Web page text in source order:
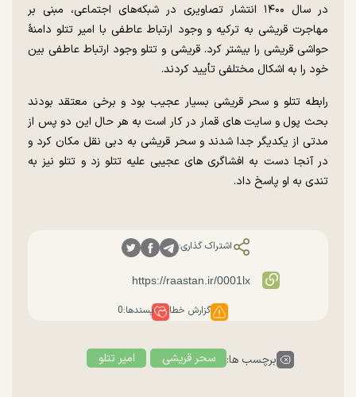
در سال ۱۴۰۰ انتشار تصاویری در شبکه‌های اجتماعی، مبنی بر
مهاجرت قریشی به ترکیه و وجود ارتباط عاطفی با امیر تتلو دامنهٔ
حواشی قریشی را بیشتر کرد. قریشی و تتلو وجود ارتباط عاطفی بین
خود را به اشکال مختلفی تأیید کردند.
رابطه تتلو و سحر قریشی بسیار عجیب بود و برخی معتقد بودند
بحث پول و سایت های قمار در کار است به هر حال این دو پس از
مدتی از یکدیگر جدا شدند و سحر قریشی به دبی نقل مکان کرد و
در آنجا دست به افشاگری های عجیبی علیه تتلو زد و تتلو نیز به
تندی به او پاسخ داد.
اشتراک گذاری:
گزارش خطا پسندها:0
برچسب ها: سحر قریشی امیر تتلو